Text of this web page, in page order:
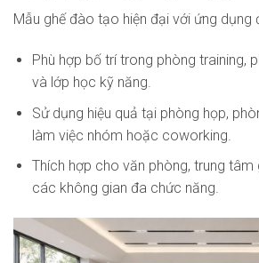
Mẫu ghế đào tạo hiện đại với ứng dụng
Phù hợp bố trí trong phòng training,
và lớp học kỹ năng.
Sử dụng hiệu quả tại phòng họp,
làm việc nhóm hoặc coworking.
Thích hợp cho văn phòng, trung tâm
các không gian đa chức năng.